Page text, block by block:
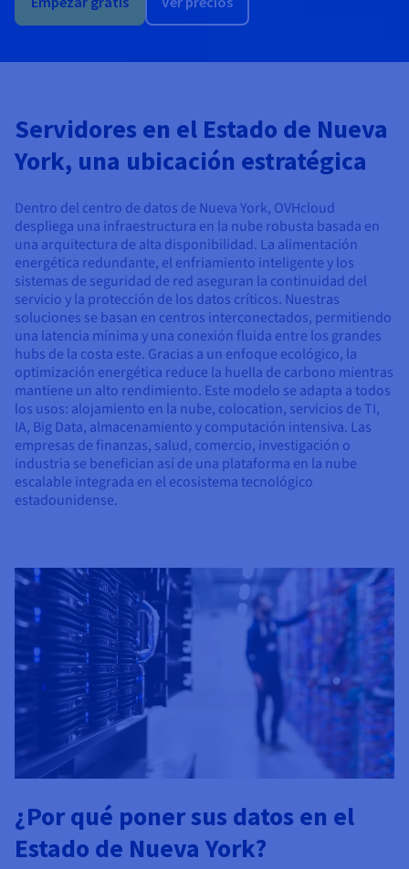
Precios
Documentación
Observabilidad
Roadmap & Changelog
Roadmap & Changelog
Roadmap & Changelog
Servidores en el Estado de Nueva
York, una ubicación estratégica
Dentro del centro de datos de Nueva York, OVHcloud
despliega una infraestructura en la nube robusta basada en
una arquitectura de alta disponibilidad. La alimentación
energética redundante, el enfriamiento inteligente y los
sistemas de seguridad de red aseguran la continuidad del
servicio y la protección de los datos críticos. Nuestras
soluciones se basan en centros interconectados, permitiendo
una latencia mínima y una conexión fluida entre los grandes
hubs de la costa este. Gracias a un enfoque ecológico, la
optimización energética reduce la huella de carbono mientras
mantiene un alto rendimiento. Este modelo se adapta a todos
los usos: alojamiento en la nube, colocation, servicios de TI,
IA, Big Data, almacenamiento y computación intensiva. Las
empresas de finanzas, salud, comercio, investigación o
industria se benefician así de una plataforma en la nube
escalable integrada en el ecosistema tecnológico
estadounidense.
¿Por qué poner sus datos en el
Estado de Nueva York?